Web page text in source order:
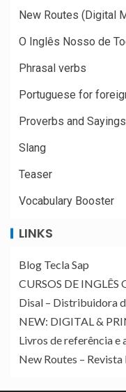
New Routes (Digital
O Inglês Nosso de
Phrasal verbs
Portuguese for
Proverbs and Sayings
Slang
Teaser
Vocabulary Booster
LINKS
Blog Tecla Sap
CURSOS DE
Disal – Distribuidora
NEW: DIGITAL &
Livros de referência e
New Routes –